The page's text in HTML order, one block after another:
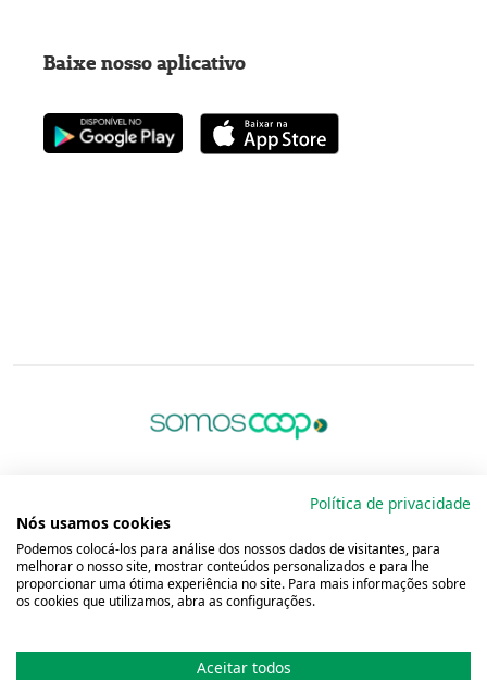
Baixe nosso aplicativo
Copyright 2001 - 2026 Unimed do
Política de privacidade
Nós usamos cookies
Podemos colocá-los para análise dos nossos dados de visitantes, para
melhorar o nosso site, mostrar conteúdos personalizados e para lhe
proporcionar uma ótima experiência no site. Para mais informações sobre
os cookies que utilizamos, abra as configurações.
Aceitar todos